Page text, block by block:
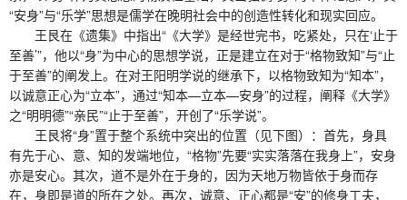
“安身”与“乐学”思想是儒学在晚明社会中的创造性转化和现实回应。
王艮在《遗集》中指出“《大学》是经世完书，吃紧处，只在‘止于
至善’”，他以“身”为中心的思想学说，正是建立在对于“格物致知”与“止
于至善”的阐发上。在对王阳明学说的继承下，以格物致知为“知本”，
以诚意正心为“立本”，通过“知本—立本—安身”的过程，阐释《大学》
之“明明德”“亲民”“止于至善”，开创了“乐学说”。
王艮将“身”置于整个系统中突出的位置（见下图）：首先，身具
有先于心、意、知的发端地位，“格物”先要“实实落落在我身上”，安身
亦是安心。其次，道不是外在于身的，因为天地万物皆依于身而存
在，身即是道的所在之处。再次，诚意、正心都是“安”的修身工夫，